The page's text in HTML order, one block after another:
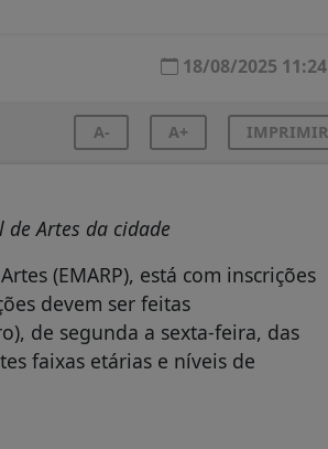
18/08/2025 11:24
A- A+ IMPRIMIR
de Artes da cidade
(EMARP), está com inscrições
devem ser feitas
de segunda a sexta-feira, das
faixas etárias e níveis de